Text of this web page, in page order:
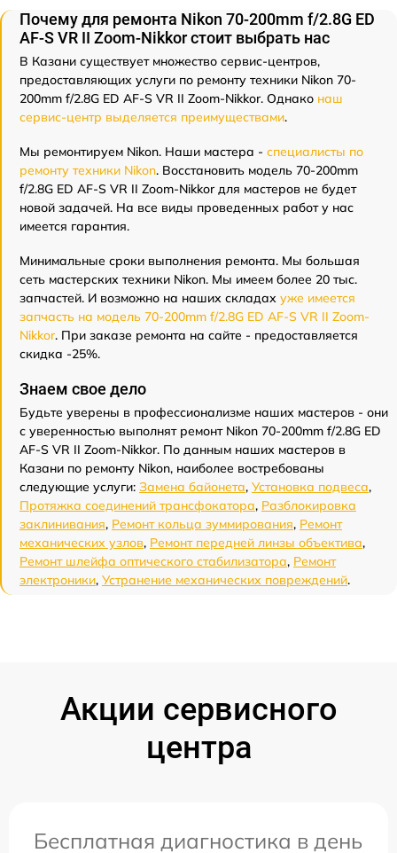
Почему для ремонта Nikon 70-200mm f/2.8G ED
AF-S VR II Zoom-Nikkor стоит выбрать нас
В Казани существует множество сервис-центров,
предоставляющих услуги по ремонту техники Nikon 70-
200mm f/2.8G ED AF-S VR II Zoom-Nikkor. Однако наш
сервис-центр выделяется преимуществами.
Мы ремонтируем Nikon. Наши мастера - специалисты по
ремонту техники Nikon. Восстановить модель 70-200mm
f/2.8G ED AF-S VR II Zoom-Nikkor для мастеров не будет
новой задачей. На все виды проведенных работ у нас
имеется гарантия.
Минимальные сроки выполнения ремонта. Мы большая
сеть мастерских техники Nikon. Мы имеем более 20 тыс.
запчастей. И возможно на наших складах уже имеется
запчасть на модель 70-200mm f/2.8G ED AF-S VR II Zoom-
Nikkor. При заказе ремонта на сайте - предоставляется
скидка -25%.
Знаем свое дело
Будьте уверены в профессионализме наших мастеров - они
с уверенностью выполнят ремонт Nikon 70-200mm f/2.8G ED
AF-S VR II Zoom-Nikkor. По данным наших мастеров в
Казани по ремонту Nikon, наиболее востребованы
следующие услуги: Замена байонета, Установка подвеса,
Протяжка соединений трансфокатора, Разблокировка
заклинивания, Ремонт кольца зуммирования, Ремонт
механических узлов, Ремонт передней линзы объектива,
Ремонт шлейфа оптического стабилизатора, Ремонт
электроники, Устранение механических повреждений.
Акции сервисного
центра
Бесплатная диагностика в день